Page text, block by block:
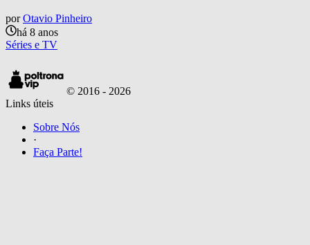
por Otavio Pinheiro
há 8 anos
Séries e TV
© 2016 - 2026
Links úteis
Sobre Nós
·
Faça Parte!